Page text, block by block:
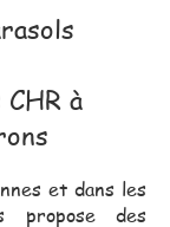
à
et dans les
propose des